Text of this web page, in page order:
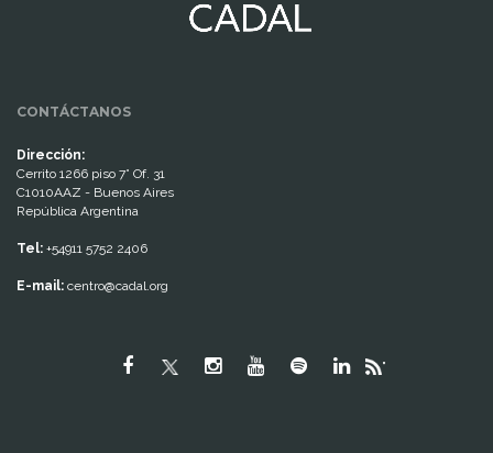
CONTÁCTANOS
Dirección:
Cerrito 1266 piso 7° Of. 31
C1010AAZ - Buenos Aires
República Argentina
Tel: +54911 5752 2406
E-mail: centro@cadal.org
"